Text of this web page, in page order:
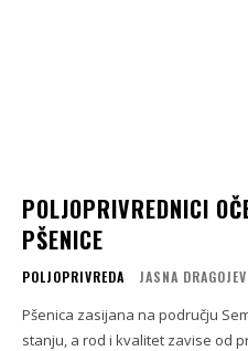
POLJOPRIVREDNICI
PŠENICE
POLJOPRIVREDA JASNA
Pšenica zasijana na području
stanju, a rod i kvalitet zavise od